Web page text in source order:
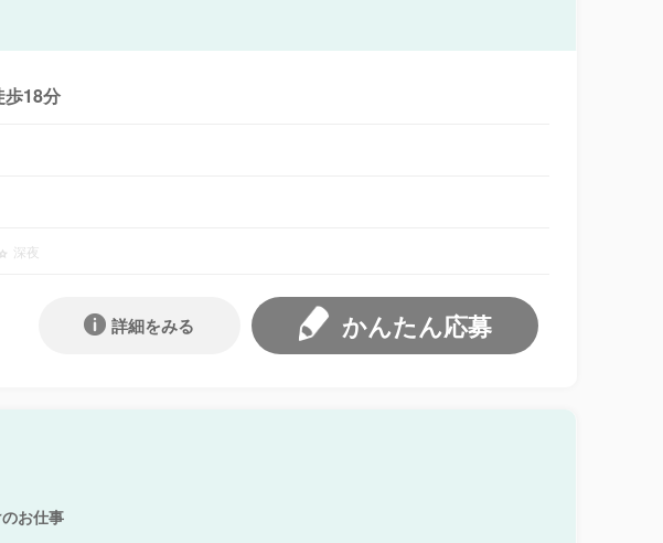
歩18分
深夜
かんたん応募
詳細をみる
お仕事